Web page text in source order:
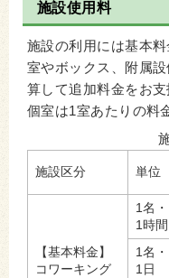
施設使用料
施設の利用には基本
室やボックス、附属
算して追加料金をお支
個室は1室あたりの料
施設区分 単位
【基本料金】
コワーキング
1名・
1時間
1名・
1日